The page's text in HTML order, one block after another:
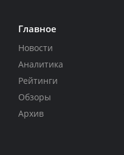
Главное
Новости
Аналитика
Рейтинги
Обзоры
Архив